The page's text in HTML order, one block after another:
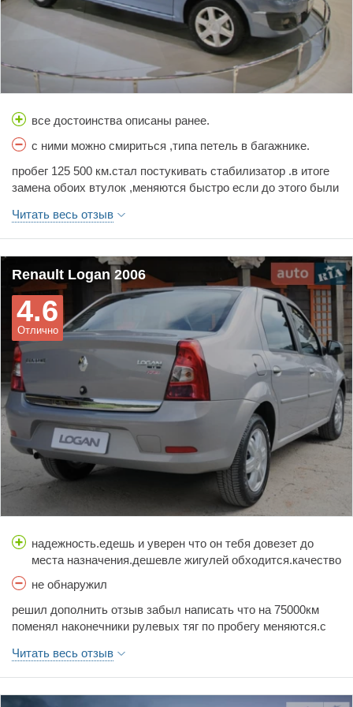
все достоинства описаны ранее.
с ними можно смириться ,типа петель в багажнике.
пробег 125 500 км.стал постукивать стабилизатор .в итоге
замена обоих втулок ,меняются быстро если до этого были
брызнуть на втулки немного силикона тогда скобы легко
одеваются.10 минут работы на яме,если без ямы придется
снимать колеса.оригинальных втулок хватило на 52 тысячи
примерно.поставил китай по 100р за штуку.не вижу смысла
переплачивать.стойки стабилизатора живые,менять не
стал.в остальном полет нормальный.всем удачи на
дорогах.чуть незабыл поставил дверные уплотнители от
ваза под капот.реально моторный отсек чистый стал грязь
не попадает.
Читать весь отзыв
Renault Logan 2006
Отлично
4.6
надежность.едешь и уверен что он тебя довезет до
места назначения.дешевле жигулей обходится.качество
ближний и дальний .с ближним 100 иду ночью
свободно.нет сверчков через 9ть лет.свои паспортные
165 берет и сейчас.машина для ежедневной
не обнаружил
решил дополнить отзыв забыл написать что на 75000км
поменял наконечники рулевых тяг по пробегу меняются.с
нет проблем.поменял задние тормозные колодки сняли
барабаны а колодки почти в идеале еще тысяч тридцать
можно проехать.все равно заменили так как новые уже
Читать весь отзыв